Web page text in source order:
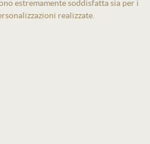
estremamente soddisfatta sia per i
realizzate.